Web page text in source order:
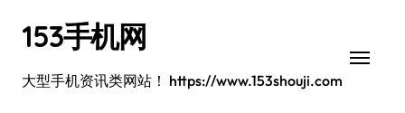
153手机网
大型手机资讯类网站！ https://www.153shouji.com